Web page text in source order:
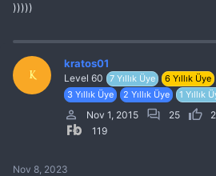
)))))
K
kratos01
Level 60 7 Yıllık Üye 6 Yıllık Üye
3 Yıllık Üye
2 Yıllık Üye 1 Yıllık
Nov 1, 2015 25 2
119
Nov 8, 2023